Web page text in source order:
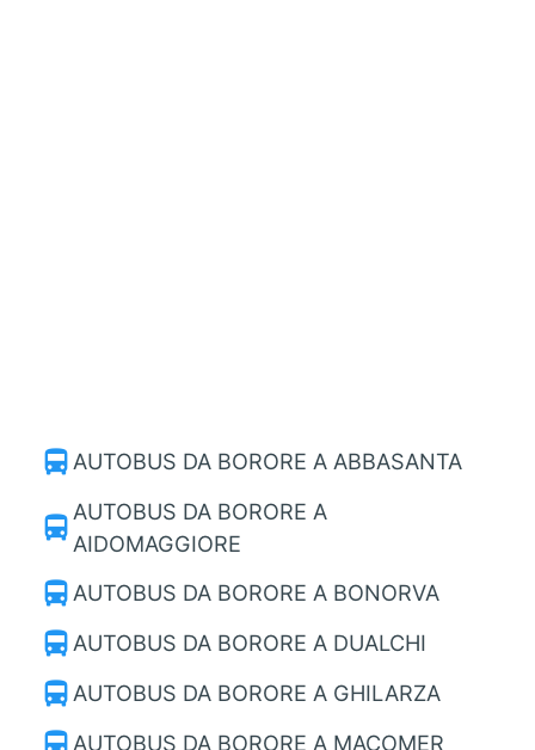
directions_bus AUTOBUS DA BORORE A ABBASANTA
directions_bus AUTOBUS DA BORORE A
AIDOMAGGIORE
directions_bus AUTOBUS DA BORORE A BONORVA
directions_bus AUTOBUS DA BORORE A DUALCHI
directions_bus AUTOBUS DA BORORE A GHILARZA
AUTOBUS DA BORORE A MACOMER